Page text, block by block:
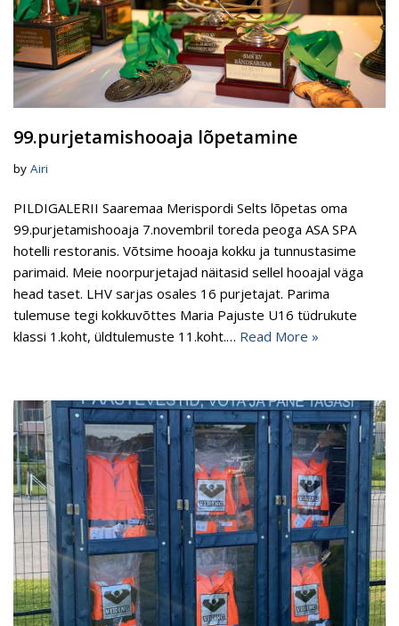
99.purjetamishooaja lõpetamine
by Airi
PILDIGALERII Saaremaa Merispordi Selts lõpetas oma
99.purjetamishooaja 7.novembril toreda peoga ASA SPA
hotelli restoranis. Võtsime hooaja kokku ja tunnustasime
parimaid. Meie noorpurjetajad näitasid sellel hooajal väga
head taset. LHV sarjas osales 16 purjetajat. Parima
tulemuse tegi kokkuvõttes Maria Pajuste U16 tüdrukute
klassi 1.koht, üldtulemuste 11.koht.… Read More »